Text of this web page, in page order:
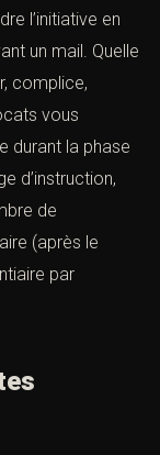
l’initiative en
un mail. Quelle
complice,
vous
durant la phase
d’instruction,
de
(après le
par